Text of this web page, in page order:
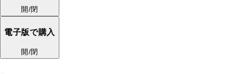
開/閉
電子版で購入
開/閉